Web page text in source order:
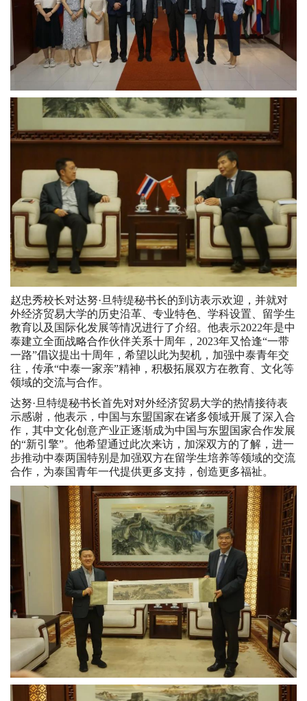
赵忠秀校长对达努·旦特缇秘书长的到访表示欢迎，并就对
外经济贸易大学的历史沿革、专业特色、学科设置、留学生
教育以及国际化发展等情况进行了介绍。他表示2022年是中
泰建立全面战略合作伙伴关系十周年，2023年又恰逢“一带
一路”倡议提出十周年，希望以此为契机，加强中泰青年交
往，传承“中泰一家亲”精神，积极拓展双方在教育、文化等
领域的交流与合作。
达努·旦特缇秘书长首先对对外经济贸易大学的热情接待表
示感谢，他表示，中国与东盟国家在诸多领域开展了深入合
作，其中文化创意产业正逐渐成为中国与东盟国家合作发展
的“新引擎”。他希望通过此次来访，加深双方的了解，进一
步推动中泰两国特别是加强双方在留学生培养等领域的交流
合作，为泰国青年一代提供更多支持，创造更多福祉。